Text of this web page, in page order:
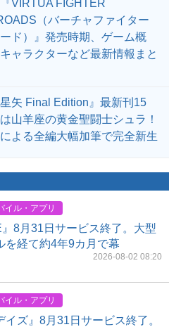
VIRTUA FIGHTER
（バーチャファイター
ド）』発売時期、ゲーム概
ャラクターなど最新情報まと
星矢 Final Edition』最新刊15
山羊座の黄金聖闘士シュラ！
よる全編大幅加筆で完全新生
イル・アプリ
』8月31日サービス終了。大型
を経て約4年9カ月で幕
2026-08-02 08:20
イル・アプリ
イズ』8月31日サービス終了。